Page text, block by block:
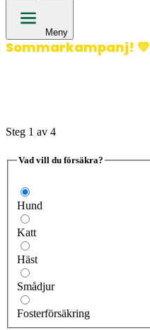
Meny
Sommarkampanj! 💚
Steg 1 av 4
Vad vill du försäkra?
Hund
Katt
Häst
Smådjur
Fosterförsäkring